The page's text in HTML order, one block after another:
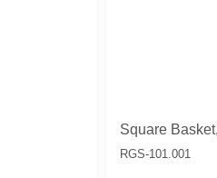
Square
RGS-101.001